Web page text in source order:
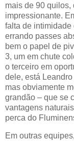
mais de 90 quilos,
impressionante.
falta de intimidade
errando passes
bem o papel de
3, um em chute
o terceiro em
dele, está
mas obviamente
grandão – que se
vantagens
perca do
Em outras